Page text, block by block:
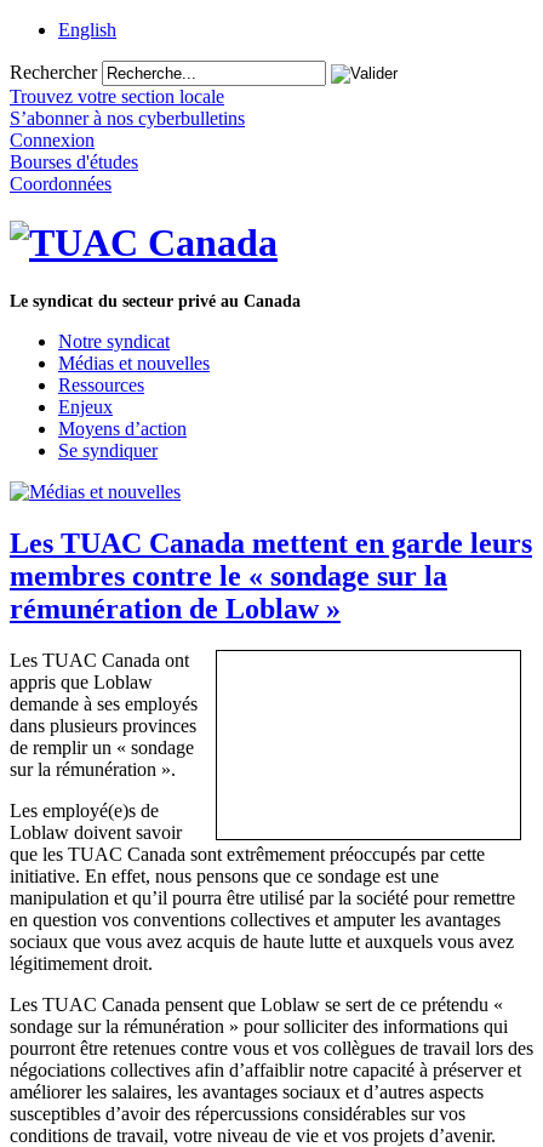
English
Rechercher
Trouvez votre section locale
S’abonner à nos cyberbulletins
Connexion
Bourses d'études
Coordonnées
Le syndicat du secteur privé au Canada
Notre syndicat
Médias et nouvelles
Ressources
Enjeux
Moyens d’action
Se syndiquer
Les TUAC Canada mettent en garde leurs
membres contre le « sondage sur la
rémunération de Loblaw »
Les TUAC Canada ont
appris que Loblaw
demande à ses employés
dans plusieurs provinces
de remplir un « sondage
sur la rémunération ».
Les employé(e)s de
Loblaw doivent savoir
que les TUAC Canada sont extrêmement préoccupés par cette
initiative. En effet, nous pensons que ce sondage est une
manipulation et qu’il pourra être utilisé par la société pour remettre
en question vos conventions collectives et amputer les avantages
sociaux que vous avez acquis de haute lutte et auxquels vous avez
légitimement droit.
Les TUAC Canada pensent que Loblaw se sert de ce prétendu «
sondage sur la rémunération » pour solliciter des informations qui
pourront être retenues contre vous et vos collègues de travail lors des
négociations collectives afin d’affaiblir notre capacité à préserver et
améliorer les salaires, les avantages sociaux et d’autres aspects
susceptibles d’avoir des répercussions considérables sur vos
conditions de travail, votre niveau de vie et vos projets d’avenir.